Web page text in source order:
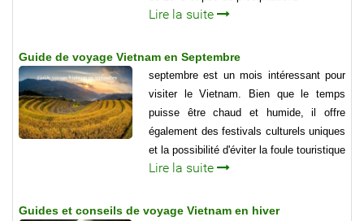
Lire la suite
Guide de voyage Vietnam en Septembre
septembre est un mois intéressant pour
visiter le Vietnam. Bien que le temps
puisse être chaud et humide, il offre
également des festivals culturels uniques
et la possibilité d'éviter la foule touristique
Lire la suite
Guides et conseils de voyage Vietnam en hiver